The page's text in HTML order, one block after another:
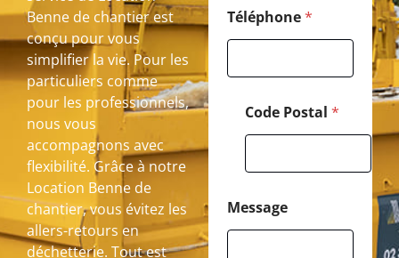
Benne de chantier est
conçu pour vous
simplifier la vie. Pour les
particuliers comme
pour les professionnels,
nous vous
accompagnons avec
flexibilité. Grâce à notre
Location Benne de
chantier, vous évitez les
allers-retours en
déchetterie. Tout est
Téléphone*
Code Postal *
Message